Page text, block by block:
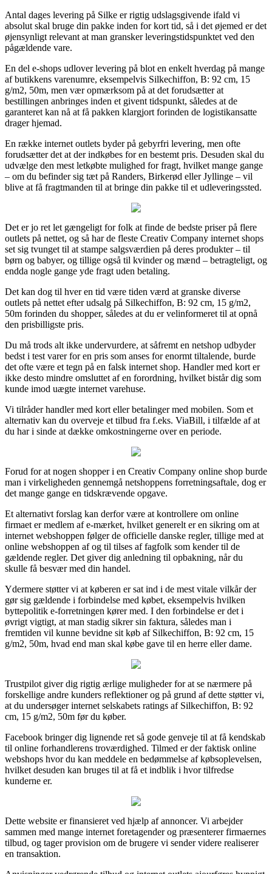
Antal dages levering på Silke er rigtig udslagsgivende ifald vi
absolut skal bruge din pakke inden for kort tid, så i det øjemed er det
øjensynligt relevant at man gransker leveringstidspunktet ved den
pågældende vare.
En del e-shops udlover levering på blot en enkelt hverdag på mange
af butikkens varenumre, eksempelvis Silkechiffon, B: 92 cm, 15
g/m2, 50m, men vær opmærksom på at det forudsætter at
bestillingen anbringes inden et givent tidspunkt, således at de
garanteret kan nå at få pakken klargjort forinden de logistikansatte
drager hjemad.
En række internet outlets byder på gebyrfri levering, men ofte
forudsætter det at der indkøbes for en bestemt pris. Desuden skal du
udvælge den mest letkøbte mulighed for fragt, hvilket mange gange
– om du befinder sig tæt på Randers, Birkerød eller Jyllinge – vil
blive at få fragtmanden til at bringe din pakke til et udleveringssted.
Det er jo ret let gængeligt for folk at finde de bedste priser på flere
outlets på nettet, og så har de fleste Creativ Company internet shops
set sig tvunget til at stampe salgsværdien på deres produkter – til
børn og babyer, og tillige også til kvinder og mænd – betragteligt, og
endda nogle gange yde fragt uden betaling.
Det kan dog til hver en tid være tiden værd at granske diverse
outlets på nettet efter udsalg på Silkechiffon, B: 92 cm, 15 g/m2,
50m forinden du shopper, således at du er velinformeret til at opnå
den prisbilligste pris.
Du må trods alt ikke undervurdere, at såfremt en netshop udbyder
bedst i test varer for en pris som anses for enormt tiltalende, burde
det ofte være et tegn på en falsk internet shop. Handler med kort er
ikke desto mindre omsluttet af en forordning, hvilket bistår dig som
kunde imod uægte internet varehuse.
Vi tilråder handler med kort eller betalinger med mobilen. Som et
alternativ kan du overveje et tilbud fra f.eks. ViaBill, i tilfælde af at
du har i sinde at dække omkostningerne over en periode.
Forud for at nogen shopper i en Creativ Company online shop burde
man i virkeligheden gennemgå netshoppens forretningsaftale, dog er
det mange gange en tidskrævende opgave.
Et alternativt forslag kan derfor være at kontrollere om online
firmaet er medlem af e-mærket, hvilket generelt er en sikring om at
internet webshoppen følger de officielle danske regler, tillige med at
online webshoppen af og til tilses af fagfolk som kender til de
gældende regler. Det giver dig anledning til opbakning, når du
skulle få besvær med din handel.
Ydermere støtter vi at køberen er sat ind i de mest vitale vilkår der
gør sig gældende i forbindelse med købet, eksempelvis hvilken
byttepolitik e-forretningen kører med. I den forbindelse er det i
øvrigt vigtigt, at man stadig sikrer sin faktura, således man i
fremtiden vil kunne bevidne sit køb af Silkechiffon, B: 92 cm, 15
g/m2, 50m, hvad end man skal købe gave til en herre eller dame.
Trustpilot giver dig rigtig ærlige muligheder for at se nærmere på
forskellige andre kunders reflektioner og på grund af dette støtter vi,
at du undersøger internet selskabets ratings af Silkechiffon, B: 92
cm, 15 g/m2, 50m før du køber.
Facebook bringer dig lignende ret så gode genveje til at få kendskab
til online forhandlerens troværdighed. Tilmed er der faktisk online
webshops hvor du kan meddele en bedømmelse af købsoplevelsen,
hvilket desuden kan bruges til at få et indblik i hvor tilfredse
kunderne er.
Dette website er finansieret ved hjælp af annoncer. Vi arbejder
sammen med mange internet foretagender og præsenterer firmaernes
tilbud, og tager provision om de brugere vi sender videre realiserer
en transaktion.